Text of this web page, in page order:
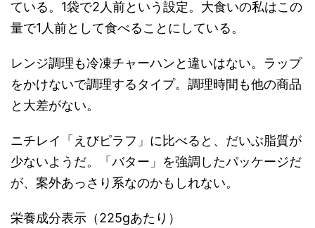
ている。1袋で2人前という設定。大食いの私はこの
量で1人前として食べることにしている。
レンジ調理も冷凍チャーハンと違いはない。ラップ
をかけないで調理するタイプ。調理時間も他の商品
と大差がない。
ニチレイ「えびピラフ」に比べると、だいぶ脂質が
少ないようだ。「バター」を強調したパッケージだ
が、案外あっさり系なのかもしれない。
栄養成分表示（225gあたり）